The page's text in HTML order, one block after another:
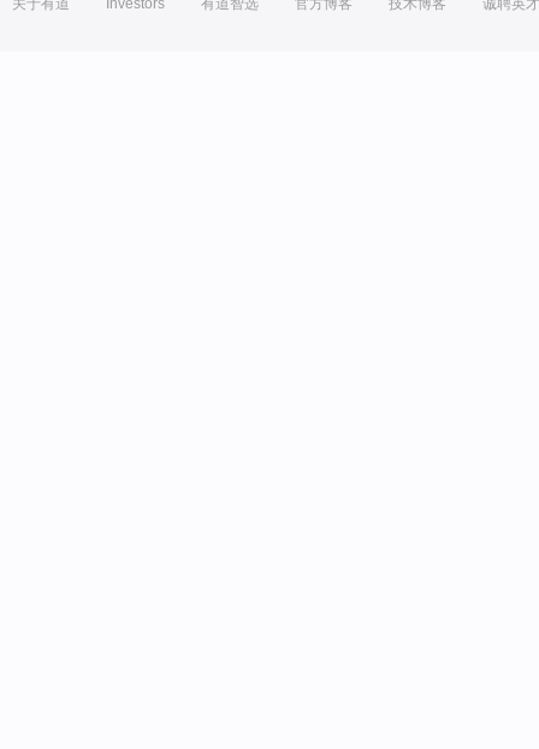
关于有道 Investors 有道智选 官方博客 技术博客 诚聘英才